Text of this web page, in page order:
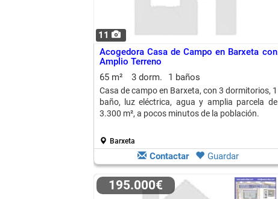
11
Acogedora Casa de Campo en Barxeta con
Amplio Terreno
65 m²
3 dorm. 1 baños
Casa de campo en Barxeta, con 3 dormitorios, 1
baño, luz eléctrica, agua y amplia parcela de
3.300 m², a pocos minutos de la población.
Barxeta
Contactar Guardar
195.000€